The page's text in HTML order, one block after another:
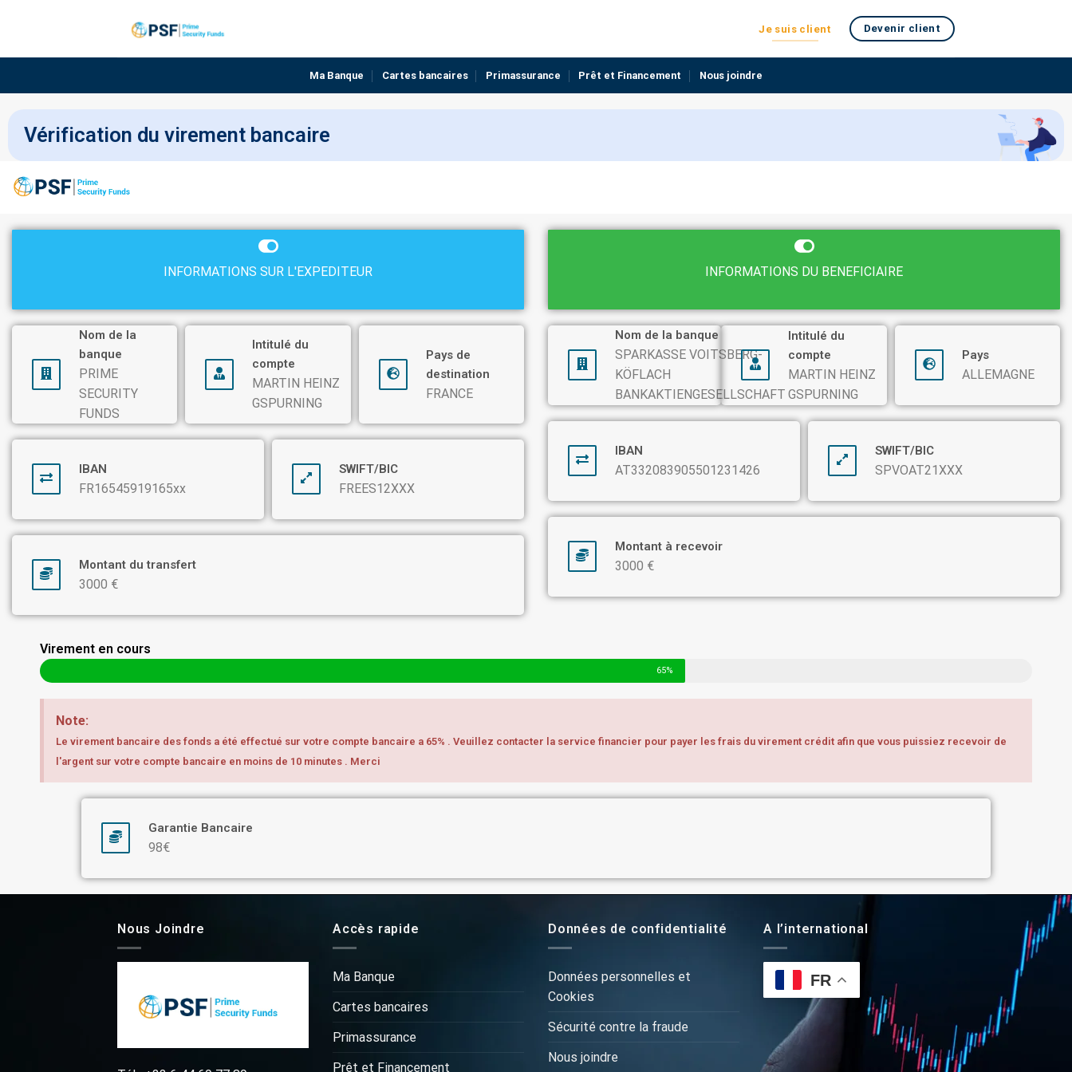
Je suis client Devenir client
Ma Banque Cartes bancaires Primassurance Prêt et Financement Nous joindre
Vérification du virement bancaire
INFORMATIONS SUR L'EXPEDITEUR
Nom de la
banque
PRIME
SECURITY
FUNDS
Intitulé du
compte
MARTIN HEINZ
GSPURNING
Pays de
destination
FRANCE
IBAN
FR16545919165xx
SWIFT/BIC
FREES12XXX
Montant du transfert
3000 €
INFORMATIONS DU BENEFICIAIRE
Nom de la banque
SPARKASSE VOITSBERG-
KÖFLACH
BANKAKTIENGESELLSCHAFT
Intitulé du
compte
MARTIN HEINZ
GSPURNING
Pays
ALLEMAGNE
IBAN
AT332083905501231426
SWIFT/BIC
SPVOAT21XXX
Montant à recevoir
3000 €
Virement en cours
65%
Note:
Le virement bancaire des fonds a été effectué sur votre compte bancaire a 65% . Veuillez contacter la service financier pour payer les frais du virement crédit afin que vous puissiez recevoir de
l'argent sur votre compte bancaire en moins de 10 minutes . Merci
Garantie Bancaire
98€
Nous Joindre Accès rapide
Ma Banque
Cartes bancaires
Primassurance
Prêt et Financement
Données de confidentialité
Données personnelles et
Cookies
Sécurité contre la fraude
Nous joindre
A l’international
FR